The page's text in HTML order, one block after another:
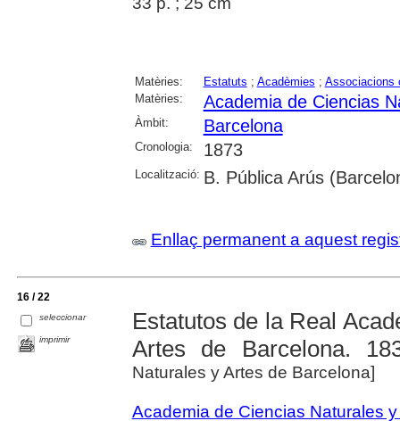
Matèries: Estatuts ; Acadèmies ; Associacions
Matèries:
Academia de Ciencias
Àmbit: Barcelona
Cronologia: 1873
Localització: B. Pública Arús
Enllaç permanent a aquest
16 / 22
seleccionar
imprimir
Estatutos de la Real
Artes de Barcelona.
Naturales y Artes de Barcelona]
Academia de Ciencias Naturales